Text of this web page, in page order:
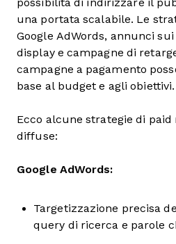
possibilità di indirizzare il
una portata scalabile. Le
Google AdWords, annunci
display e campagne di
campagne a pagamento
base al budget e agli obiettivi.
Ecco alcune strategie di
diffuse:
Google AdWords:
Targetizzazione precisa
query di ricerca e parole